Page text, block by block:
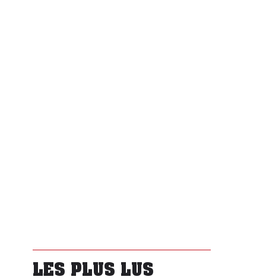
LES PLUS LUS